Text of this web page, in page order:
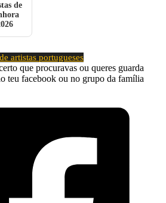
de
artistas portugueses
que procuravas ou queres guarda
teu facebook ou no grupo da família